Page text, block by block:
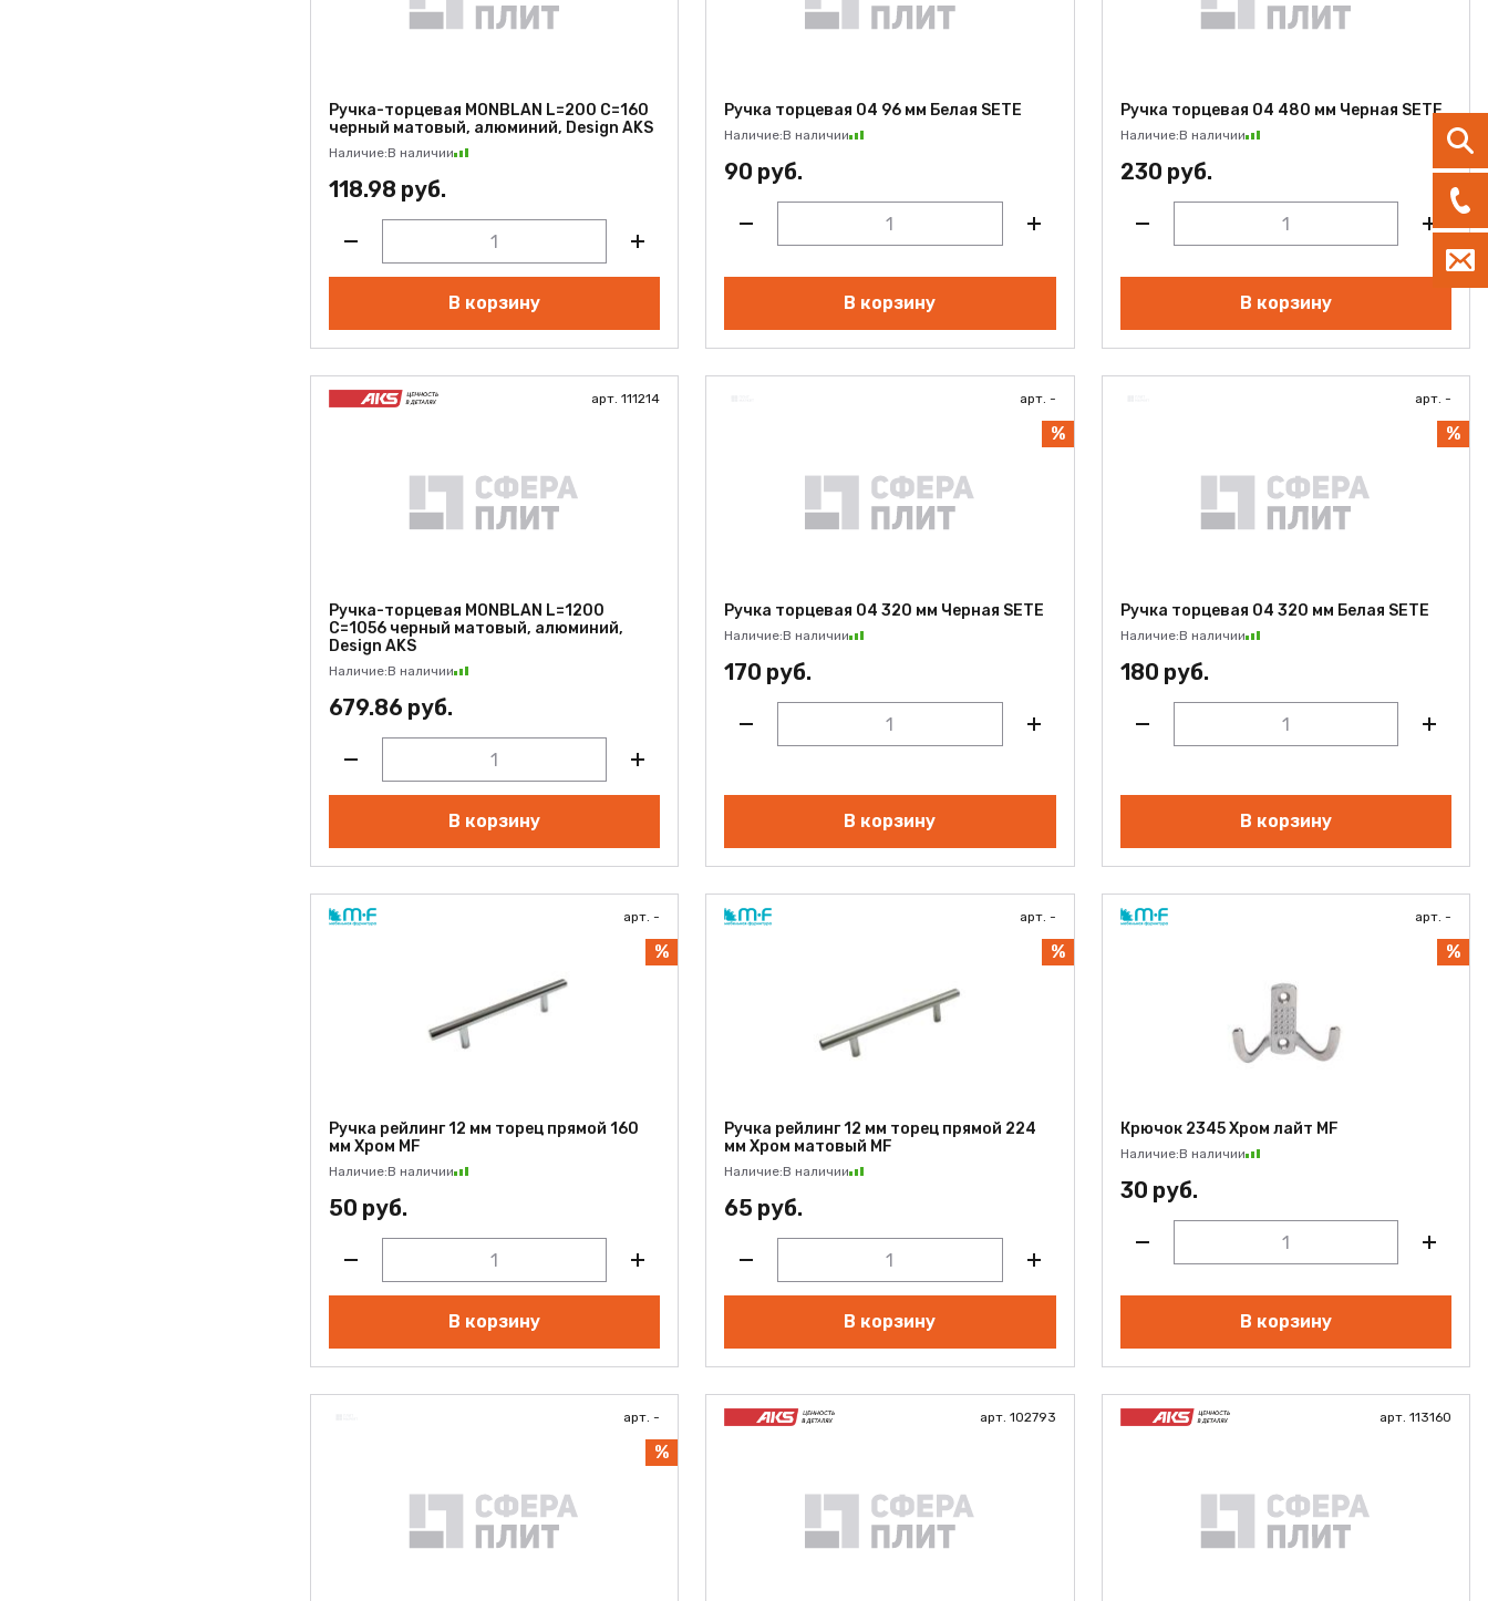
Ручка-торцевая MONBLAN L=200 С=160
черный матовый, алюминий, Design AKS
Наличие:В наличии
118.98 руб.
В корзину
Ручка торцевая 04 96 мм Белая SETE
Наличие:В наличии
90 руб.
В корзину
Ручка торцевая 04 480 мм Черная SETE
Наличие:В наличии
230 руб.
В корзину
арт. 111214
Ручка-торцевая MONBLAN L=1200
С=1056 черный матовый, алюминий,
Design AKS
Наличие:В наличии
679.86 руб.
В корзину
арт. -
%
Ручка торцевая 04 320 мм Черная SETE
Наличие:В наличии
170 руб.
В корзину
арт. -
%
Ручка торцевая 04 320 мм Белая SETE
Наличие:В наличии
180 руб.
В корзину
арт. -
%
Ручка рейлинг 12 мм торец прямой 160
мм Хром MF
Наличие:В наличии
50 руб.
В корзину
арт. -
%
Ручка рейлинг 12 мм торец прямой 224
мм Хром матовый MF
Наличие:В наличии
65 руб.
В корзину
арт. -
%
Крючок 2345 Хром лайт MF
Наличие:В наличии
30 руб.
В корзину
арт. -
%
арт. 102793 арт. 113160